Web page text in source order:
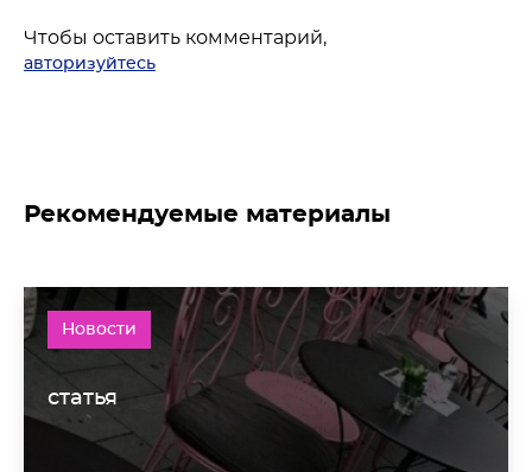
Чтобы оставить комментарий,
авторизуйтесь
Рекомендуемые материалы
Новости
статья